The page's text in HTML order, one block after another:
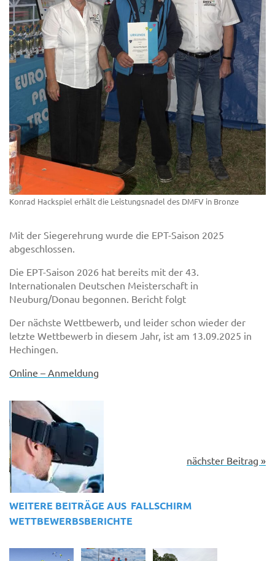
Konrad Hackspiel erhält die Leistungsnadel des DMFV in Bronze
Mit der Siegerehrung wurde die EPT-Saison 2025
abgeschlossen.
Die EPT-Saison 2026 hat bereits mit der 43.
Internationalen Deutschen Meisterschaft in
Neuburg/Donau begonnen. Bericht folgt
Der nächste Wettbewerb, und leider schon wieder der
letzte Wettbewerb in diesem Jahr, ist am 13.09.2025 in
Hechingen.
Online – Anmeldung
« vorheriger Beitrag nächster Beitrag »
WEITERE BEITRÄGE AUS FALLSCHIRM
WETTBEWERBSBERICHTE